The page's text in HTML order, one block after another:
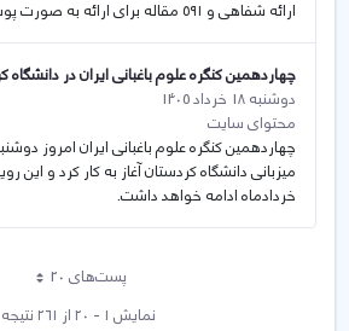
ارائه شفاهی و ۵۹۱ مقاله برای ارائه به صورت پوستر پذیرفته...
چهاردهمین کنگره علوم باغبانی ایران در دانشگاه
دوشنبه 18 خرداد 1405
محتوای سایت
خردادماه ادامه خواهد داشت.
پست‌‌های 20هر صفحه
نمایش ۱ - ۲۰ از ۲۶۱ نتیجه